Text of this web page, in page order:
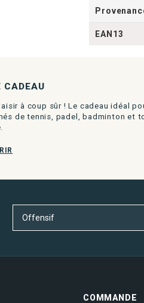
EAN13
CADEAU
à coup sûr ! Le cadeau idéal
de tennis, padel, badminton et
COMMANDE